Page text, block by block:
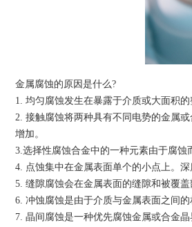
金属腐蚀的原因是什么?
1. 均匀腐蚀发生在暴露于介质或大面积
2. 接触腐蚀将两种具有不同电势的金属
增加。
3.选择性腐蚀合金中的一种元素由于腐蚀
4. 点蚀集中在金属表面单个的小点上。
5. 缝隙腐蚀会在金属表面的缝隙和被覆盖
6. 冲蚀腐蚀是由于介质与金属表面之间
7. 晶间腐蚀是一种优先腐蚀金属或合金